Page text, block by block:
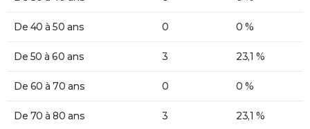
De 40 à 50 ans 0 0 %
De 50 à 60 ans 3 23,1 %
De 60 à 70 ans 0 0 %
De 70 à 80 ans 3 23,1 %